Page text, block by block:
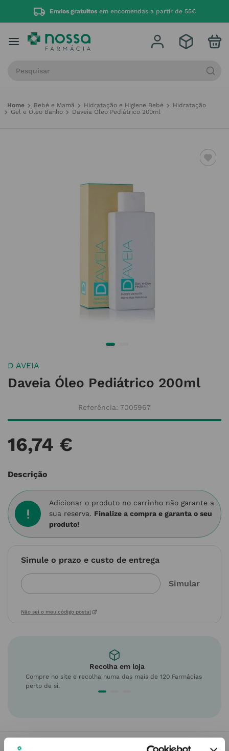
Envios gratuitos em encomendas a partir de 55€
Bebé e Mamã Hidratação e Higiene Bebé
Hidratação
Gel e Óleo Banho
Daveia Óleo Pediátrico 200ml
D AVEIA
Daveia Óleo Pediátrico 200ml
Referência: 7005967
16,74 €
Descrição
Adicionar o produto no carrinho não garante a
sua reserva. Finalize a compra e garanta o seu
produto!
Simule o prazo e custo de entrega
Não sei o meu código postal
Recolha em loja
Compre no site e recolha numa das mais de 120 Farmácias
perto de si.